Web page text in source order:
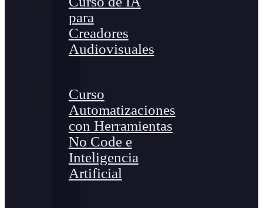
para
Creadores
Audiovisuales
Curso
Automatizaciones
con Herramientas
No Code e
Inteligencia
Artificial